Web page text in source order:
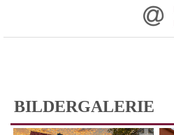
BILDERGALERIE